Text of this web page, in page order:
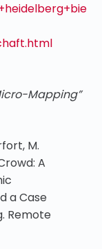
Mapping”
M.
A
a Case
Remote